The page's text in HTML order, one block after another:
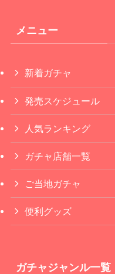
メニュー
新着ガチャ
発売スケジュール
人気ランキング
ガチャ店舗一覧
ご当地ガチャ
便利グッズ
ガチャジャンル一覧